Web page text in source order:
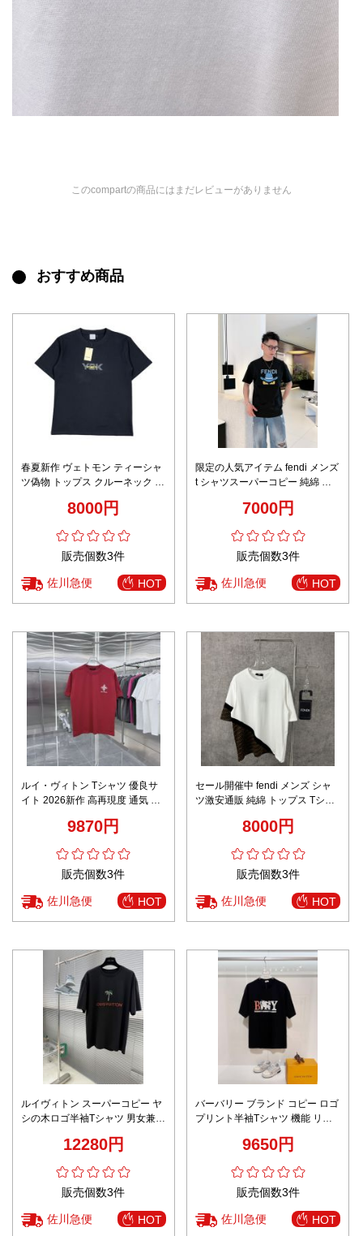
このcompartの商品にはまだレビューがありません
おすすめ商品
春夏新作 ヴェトモン ティーシャ
ツ偽物 トップス クルーネック 純
たり ブラック8000円
販売個数3件
佐川急便 HOT
限定の人気アイテム fendi メンズ
t シャツスーパーコピー 純綿 柔
ト ブラック7000円
販売個数3件
佐川急便 HOT
ルイ・ヴィトン Tシャツ 優良サ
イト 2026新作 高再現度 通気 快
質感 丁寧な縫製 高品質
9870円
販売個数3件
佐川急便 HOT
セール開催中 fendi メンズ シャ
ツ激安通販 純綿 トップス Tシャ
8000円
販売個数3件
佐川急便 HOT
ルイヴィトン スーパーコピー ヤ
シの木ロゴ半袖Tシャツ 男女兼用
12280円
販売個数3件
佐川急便 HOT
バーバリー ブランド コピー ロゴ
プリント半袖Tシャツ 機能 リピ
9650円
販売個数3件
佐川急便 HOT